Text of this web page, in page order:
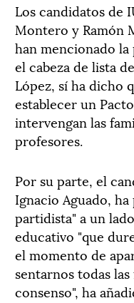
Los candidatos de
Montero y Ramón
han mencionado
el cabeza de lista
López, sí ha dicho
establecer un
intervengan las
profesores.
Por su parte, el
Ignacio Aguado,
partidista" a un
educativo "que
el momento de
sentarnos todas
consenso", ha